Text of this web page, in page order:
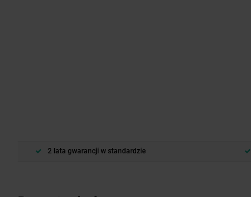
2 lata gwarancji w standardzie